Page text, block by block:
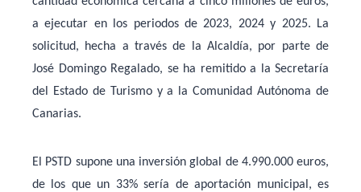
a ejecutar en los periodos de 2023, 2024 y 2025. La
solicitud, hecha a través de la Alcaldía, por parte de
José Domingo Regalado, se ha remitido a la Secretaría
del Estado de Turismo y a la Comunidad Autónoma de
Canarias.
El PSTD supone una inversión global de 4.990.000 euros,
de los que un 33% sería de aportación municipal, es